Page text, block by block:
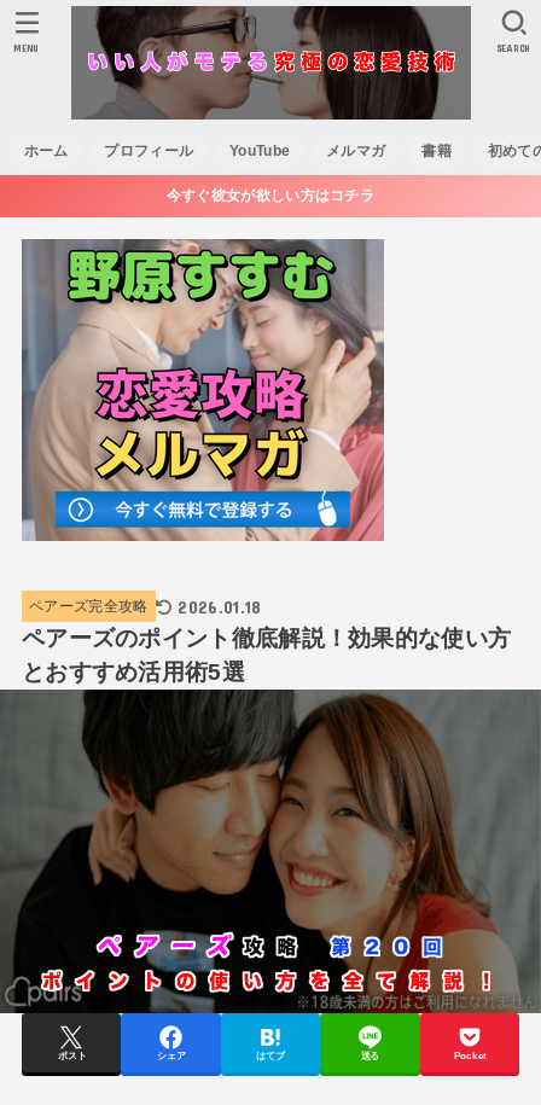
ホーム プロフィール YouTube メルマガ 書籍 初めて
SEARCH
MENU
今すぐ彼女が欲しい方はコチラ
ペアーズ完全攻略 2026.01.18
ペアーズのポイント徹底解説！効果的な使い方
とおすすめ活用術5選
ポスト シェア はてブ 送る Pocket